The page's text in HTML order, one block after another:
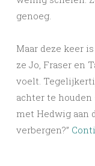
genoeg.
Maar deze keer
ze Jo, Fraser en
voelt.
achter te houden
met Hedwig aan
verbergen?”